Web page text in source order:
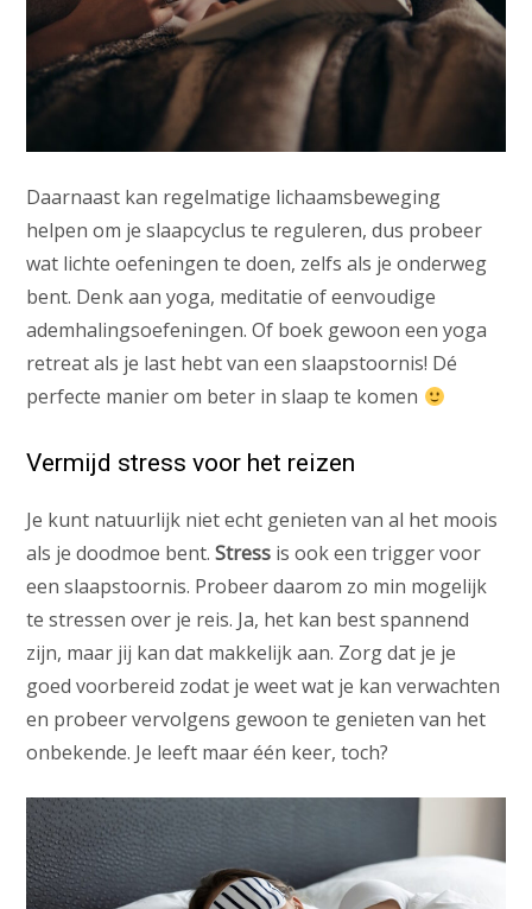
Daarnaast kan regelmatige lichaamsbeweging
helpen om je slaapcyclus te reguleren, dus probeer
wat lichte oefeningen te doen, zelfs als je onderweg
bent. Denk aan yoga, meditatie of eenvoudige
ademhalingsoefeningen. Of boek gewoon een yoga
retreat als je last hebt van een slaapstoornis! Dé
perfecte manier om beter in slaap te komen
Vermijd stress voor het reizen
Je kunt natuurlijk niet echt genieten van al het moois
als je doodmoe bent.Stress is ook een trigger voor
een slaapstoornis. Probeer daarom zo min mogelijk
te stressen over je reis. Ja, het kan best spannend
zijn, maar jij kan dat makkelijk aan. Zorg dat je je
goed voorbereid zodat je weet wat je kan verwachten
en probeer vervolgens gewoon te genieten van het
onbekende. Je leeft maar één keer, toch?